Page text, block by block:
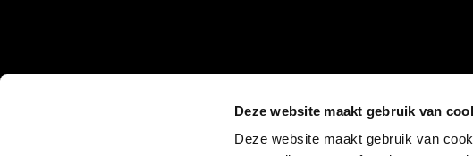
Deze website maakt gebruik van
Deze website maakt gebruik van